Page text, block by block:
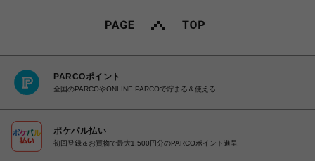
PARCOポイント
全国のPARCOやONLINE PARCOで貯まる＆使える
ポケパル払い
初回登録＆お買物で最大1,500円分のPARCOポイント進呈